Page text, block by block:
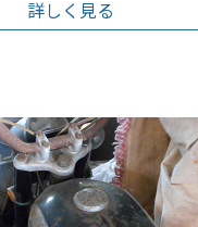
詳しく見る